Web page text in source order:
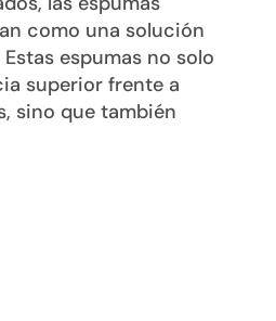
como una solución
espumas no solo
superior frente a
sino que también